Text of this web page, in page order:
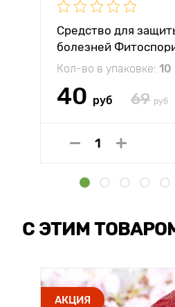
Средство для
болезней
Кол-во в упаковке: 10
40 руб 69 руб
С ЭТИМ
АКЦИЯ